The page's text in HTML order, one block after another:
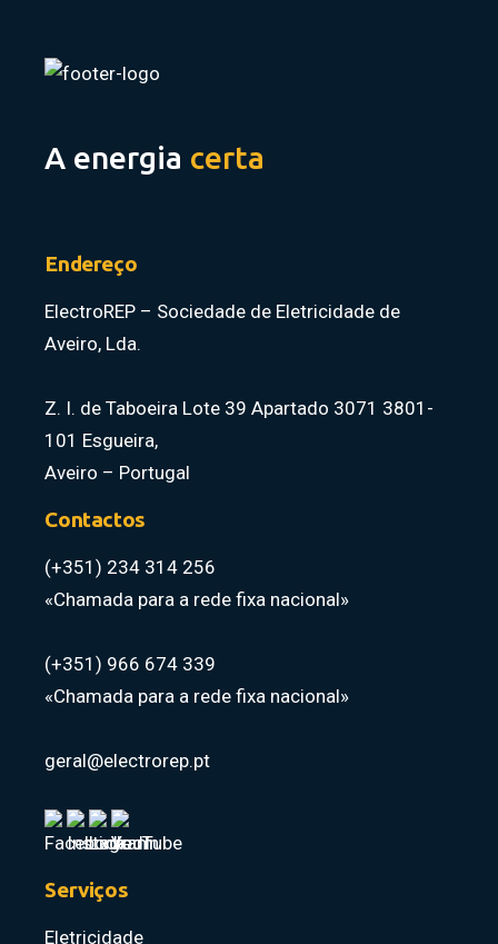
A energia certa
Endereço
ElectroREP – Sociedade de Eletricidade de
Aveiro, Lda.
Z. I. de Taboeira Lote 39 Apartado 3071 3801-
101 Esgueira,
Aveiro – Portugal
Contactos
(+351) 234 314 256
«Chamada para a rede fixa nacional»
(+351) 966 674 339
«Chamada para a rede fixa nacional»
geral@electrorep.pt
Serviços
Eletricidade